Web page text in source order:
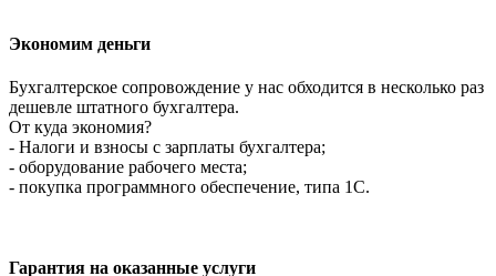
Экономим деньги
Бухгалтерское сопровождение у нас обходится в несколько раз
дешевле штатного бухгалтера.
От куда экономия?
- Налоги и взносы с зарплаты бухгалтера;
- оборудование рабочего места;
- покупка программного обеспечение, типа 1С.
Гарантия на оказанные услуги